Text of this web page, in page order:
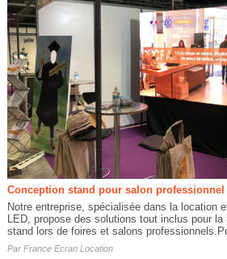
Conception stand pour salon professionnel
Notre entreprise, spécialisée dans la location
LED, propose des solutions tout inclus pour
stand lors de foires et salons
Par France Ecran Location